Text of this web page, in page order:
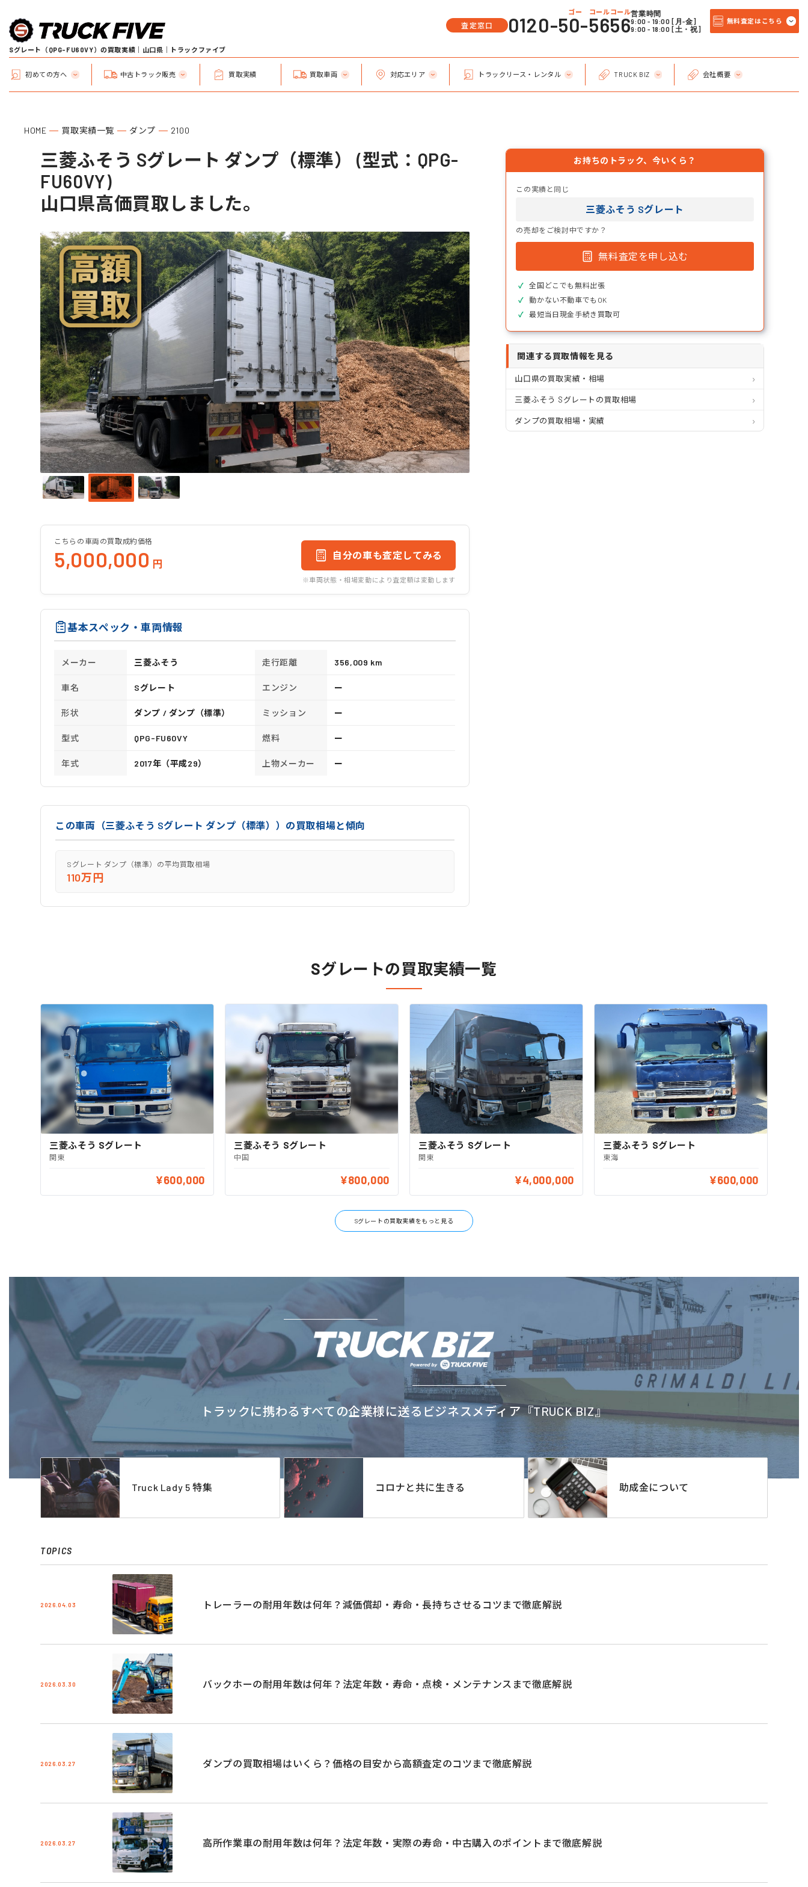
Sグレート（QPG-FU60VY）の買取実績｜山口県｜トラックファイブ
査定窓口
ゴー コールコール
0120-50-5656営業時間
9:00 - 19:00 [月-金]
9:00 - 18:00 [土・祝]
無料査定はこちら
初めての方へ 中古トラック販売 買取実績 買取車両 対応エリア トラックリース・レンタル TRUCK BIZ 会社概要
HOME 買取実績一覧 ダンプ 2100
三菱ふそう Sグレート ダンプ（標準） (型式：QPG-
FU60VY)
山口県高価買取しました。
こちらの車両の買取成約価格
5,000,000 円
自分の車も査定してみる
※車両状態・相場変動により査定額は変動します
基本スペック・車両情報
メーカー 三菱ふそう 走行距離 356,009 km
車名 Sグレート エンジン ー
形状 ダンプ / ダンプ（標準） ミッション ー
型式 QPG-FU60VY 燃料 ー
年式 2017年（平成29） 上物メーカー ー
この車両（三菱ふそう Sグレート ダンプ（標準））の買取相場と傾向
Sグレート ダンプ（標準）の平均買取相場
110万円
お持ちのトラック、今いくら？
この実績と同じ
三菱ふそう Sグレート
の売却をご検討中ですか？
無料査定を申し込む
全国どこでも無料出張
動かない不動車でもOK
最短当日現金手続き買取可
関連する買取情報を見る
山口県の買取実績・相場
三菱ふそう Sグレートの買取相場
ダンプの買取相場・実績
Sグレートの買取実績一覧
三菱ふそう Sグレート
関東
¥600,000
三菱ふそう Sグレート
中国
¥800,000
三菱ふそう Sグレート
関東
¥4,000,000
三菱ふそう Sグレート
東海
¥600,000
Sグレートの買取実績をもっと見る
トラックに携わるすべての企業様に送るビジネスメディア『TRUCK BIZ』
Truck Lady 5 特集 コロナと共に生きる 助成金について
TOPICS
2026.04.03 トレーラーの耐用年数は何年？減価償却・寿命・長持ちさせるコツまで徹底解説
2026.03.30 バックホーの耐用年数は何年？法定年数・寿命・点検・メンテナンスまで徹底解説
2026.03.27 ダンプの買取相場はいくら？価格の目安から高額査定のコツまで徹底解説
2026.03.27 高所作業車の耐用年数は何年？法定年数・実際の寿命・中古購入のポイントまで徹底解説